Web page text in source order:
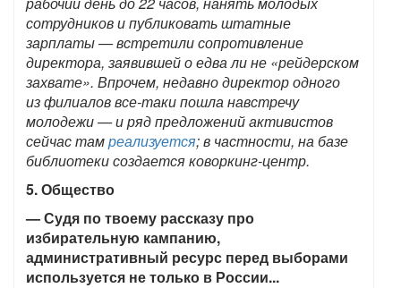
сотрудников и публиковать штатные
зарплаты — встретили сопротивление
директора, заявившей о едва ли не «рейдерском
захвате». Впрочем, недавно директор одного
из филиалов все-таки пошла навстречу
молодежи — и ряд предложений активистов
сейчас тамреализуется; в частности, на базе
библиотеки создается коворкинг-центр.
5. Общество
— Судя по твоему рассказу про
избирательную кампанию,
административный ресурс перед выборами
используется не только в России...